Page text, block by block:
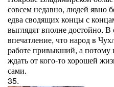
совсем недавно, людей явно
едва сводящих концы с
выглядят вполне достойно.
впечатление, что народ в
работе привыкший, а потому
ждать от кого-то хорошей
сами.
35.